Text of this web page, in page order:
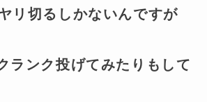
リ切るしかないんですが
ランク投げてみたりもして